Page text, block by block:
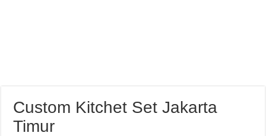
Custom Kitchet Set Jakarta
Timur